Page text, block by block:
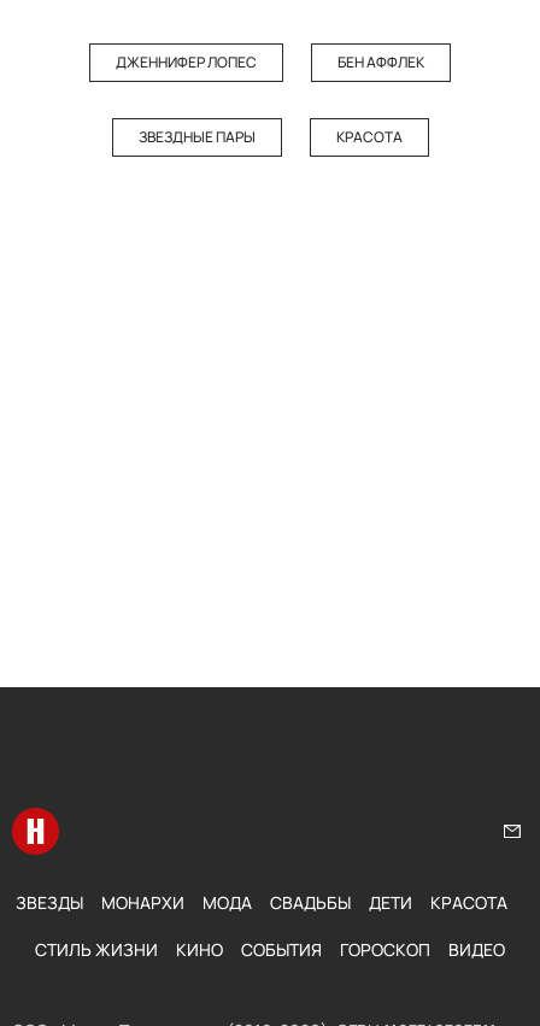
ДЖЕННИФЕР ЛОПЕС БЕН АФФЛЕК
ЗВЕЗДНЫЕ ПАРЫ КРАСОТА
Перейти на главную
ЗВЕЗДЫ МОНАРХИ МОДА СВАДЬБЫ ДЕТИ КРАСОТА
СТИЛЬ ЖИЗНИ КИНО СОБЫТИЯ ГОРОСКОП ВИДЕО